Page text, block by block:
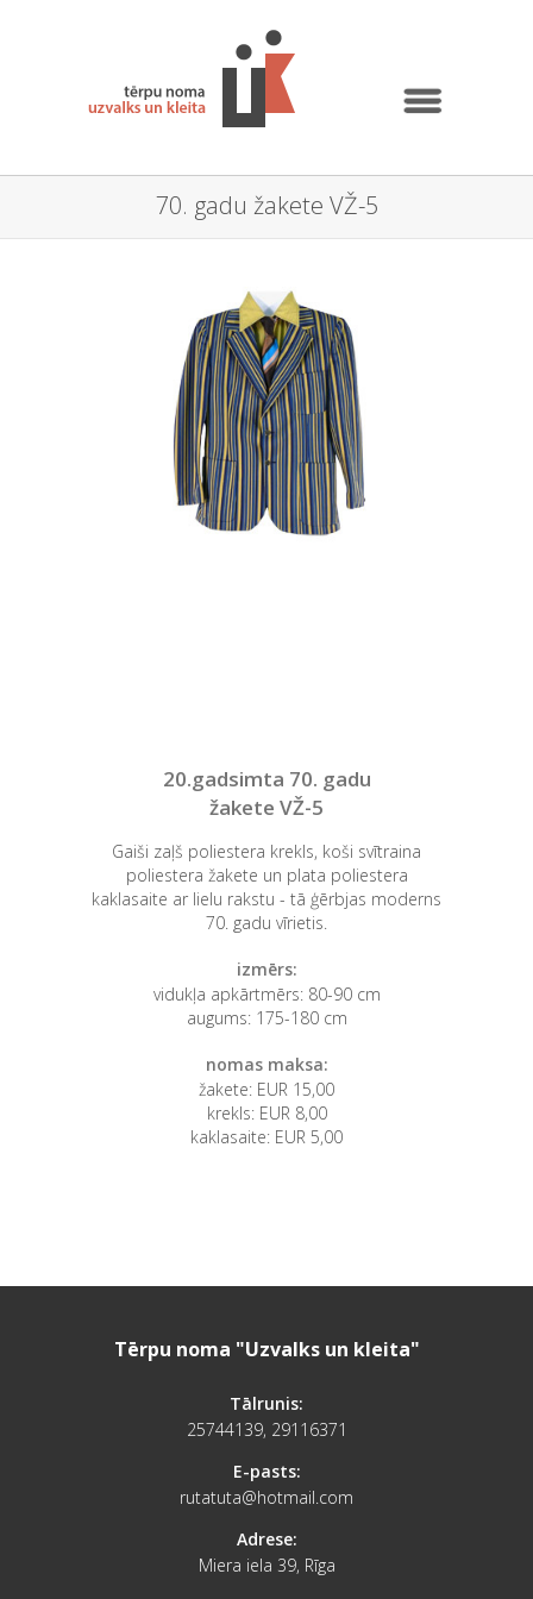
70. gadu žakete VŽ-5
20.gadsimta 70. gadu
žakete VŽ-5
Gaiši zaļš poliestera krekls, koši svītraina
poliestera žakete un plata poliestera
kaklasaite ar lielu rakstu - tā ģērbjas moderns
70. gadu vīrietis.
izmērs:
vidukļa apkārtmērs: 80-90 cm
augums: 175-180 cm
nomas maksa:
žakete: EUR 15,00
krekls: EUR 8,00
kaklasaite: EUR 5,00
Tērpu noma "Uzvalks un kleita"
Tālrunis:
25744139, 29116371
E-pasts:
rutatuta@hotmail.com
Adrese:
Miera iela 39, Rīga